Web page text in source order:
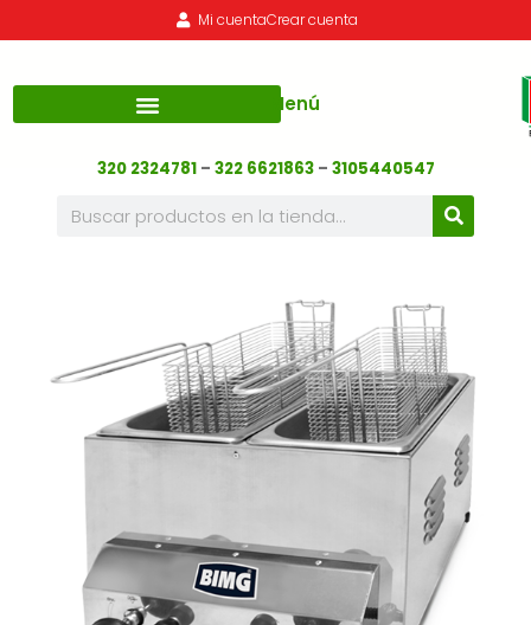
Mi cuentaCrear cuenta
Menú
320 2324781– 322 6621863 – 3105440547